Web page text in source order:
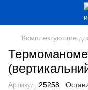
Комплектующие
Артикул: 25258